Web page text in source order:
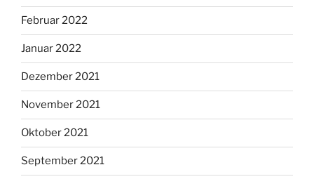
Februar 2022
Januar 2022
Dezember 2021
November 2021
Oktober 2021
September 2021